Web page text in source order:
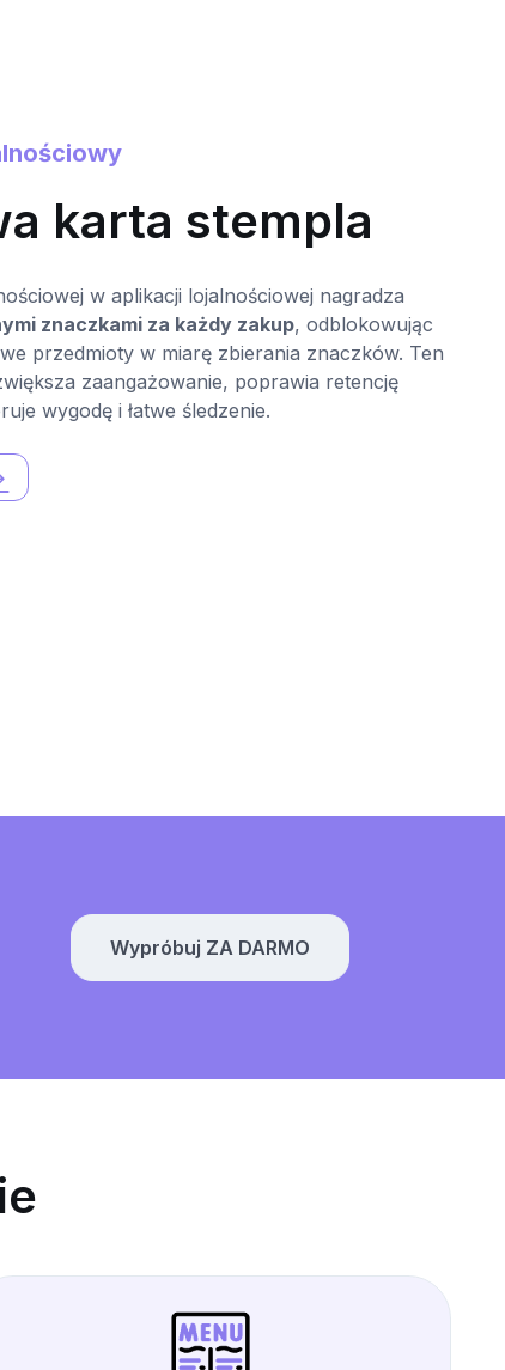
karta stempla
w aplikacji lojalnościowej nagradza
znaczkami za każdy zakup, odblokowując
przedmioty w miarę zbierania znaczków. Ten
zaangażowanie, poprawia retencję
wygodę i łatwe śledzenie.
Wypróbuj ZA DARMO